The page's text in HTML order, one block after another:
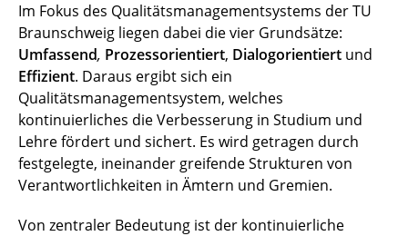
Im Fokus des Qualitätsmanagementsystems der TU
Braunschweig liegen dabei die vier Grundsätze:
Umfassend, Prozessorientiert, Dialogorientiert und
Effizient. Daraus ergibt sich ein
Qualitätsmanagementsystem, welches
kontinuierliches die Verbesserung in Studium und
Lehre fördert und sichert. Es wird getragen durch
festgelegte, ineinander greifende Strukturen von
Verantwortlichkeiten in Ämtern und Gremien.
Von zentraler Bedeutung ist der kontinuierliche